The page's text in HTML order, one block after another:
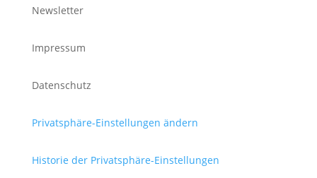
Newsletter
Impressum
Datenschutz
Privatsphäre-Einstellungen ändern
Historie der Privatsphäre-Einstellungen